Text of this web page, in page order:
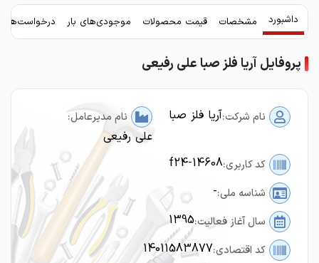
داشبورد مشخصات قیمت محصولات موجودی‌های بار
پروفایل آریا فلز صبا علی رفیعی
نام شرکت:آریا فلز صبا نام مدیرعامل:
علی رفیعی
کد کاربری:f24-14608
شناسه ملی:-
سال آغاز فعالیت:1395
کد اقتصادی:14011583877